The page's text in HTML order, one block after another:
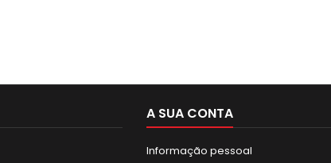
A SUA CONTA
Informação pessoal